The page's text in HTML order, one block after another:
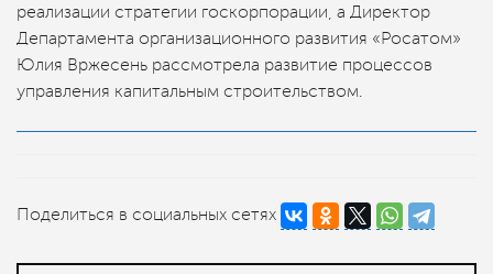
реализации стратегии госкорпорации, а Директор
Департамента организационного развития «Росатом»
Юлия Вржесень рассмотрела развитие процессов
управления капитальным строительством.
Поделиться в социальных сетях